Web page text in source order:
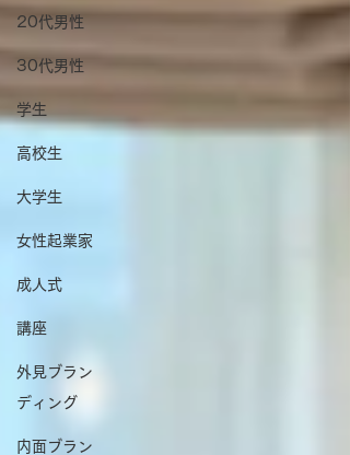
20代男性
30代男性
学生
高校生
大学生
女性起業家
成人式
講座
外見ブラン
ディング
内面ブラン
外見コンサルで分かることマッチングアプリの必
勝法を詳しく解説します。